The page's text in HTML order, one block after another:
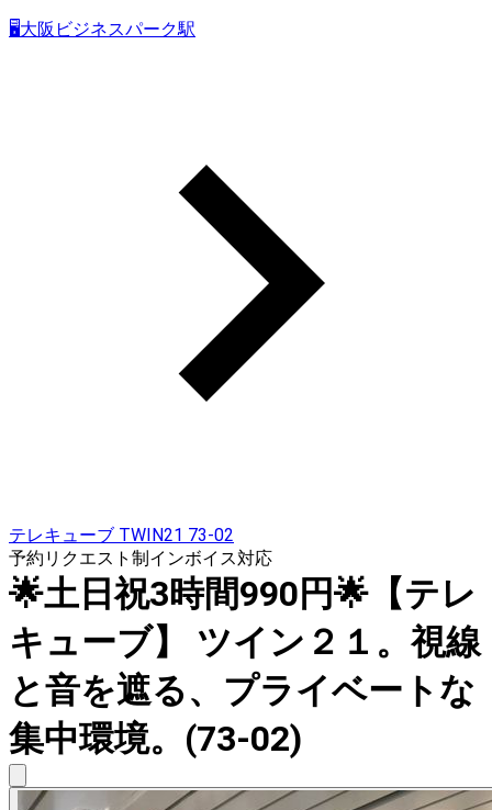
🖥大阪ビジネスパーク駅
テレキューブ TWIN21 73-02
予約リクエスト制インボイス対応
🌟土日祝3時間990円🌟【テレ
キューブ】 ツイン２１。視線
と音を遮る、プライベートな
集中環境。(73-02)